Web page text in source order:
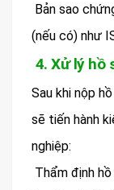
Bản sao
(nếu có) như
4. Xử lý hồ
Sau khi nộp
sẽ tiến hành
nghiệp:
Thẩm định